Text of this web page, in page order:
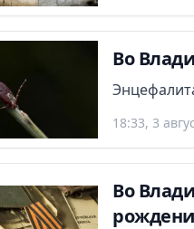
Во
18:33, 3
Во